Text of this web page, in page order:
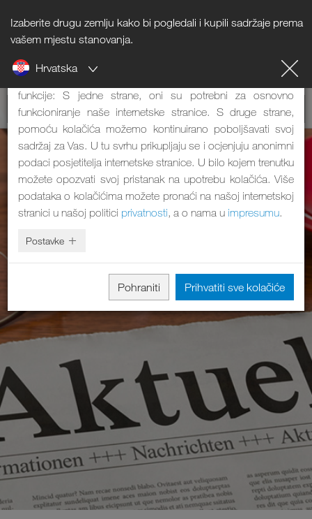
Izaberite drugu zemlju kako bi pogledali i kupili sadržaje prema
vašem mjestu stanovanja.
Hrvatska
Napomena o kolačićima
Naša internetska stranica koristi kolačiće. Oni imaju dvije
funkcije: S jedne strane, oni su potrebni za osnovno
funkcioniranje naše internetske stranice. S druge strane,
pomoću kolačića možemo kontinuirano poboljšavati svoj
sadržaj za Vas. U tu svrhu prikupljaju se i ocjenjuju anonimni
podaci posjetitelja internetske stranice. U bilo kojem trenutku
možete opozvati svoj pristanak na upotrebu kolačića. Više
podataka o kolačićima možete pronaći na našoj internetskoj
stranici u našoj politici privatnosti, a o nama u impresumu.
Postavke
Pohraniti Prihvatiti sve kolačiće